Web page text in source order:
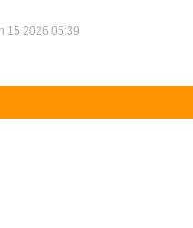
15 2026 05:39